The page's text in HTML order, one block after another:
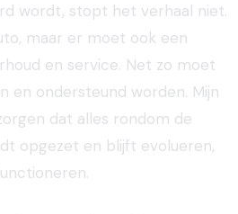
wordt, stopt het verhaal niet.
maar er moet ook een
en service. Net zo moet
en ondersteund worden. Mijn
dat alles rondom de
opgezet en blijft evolueren,